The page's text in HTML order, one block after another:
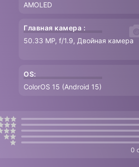
AMOLED
Главная камера :
50.33 MP, f/1.9, Двойная камера
OS:
ColorOS 15 (Android 15)
0